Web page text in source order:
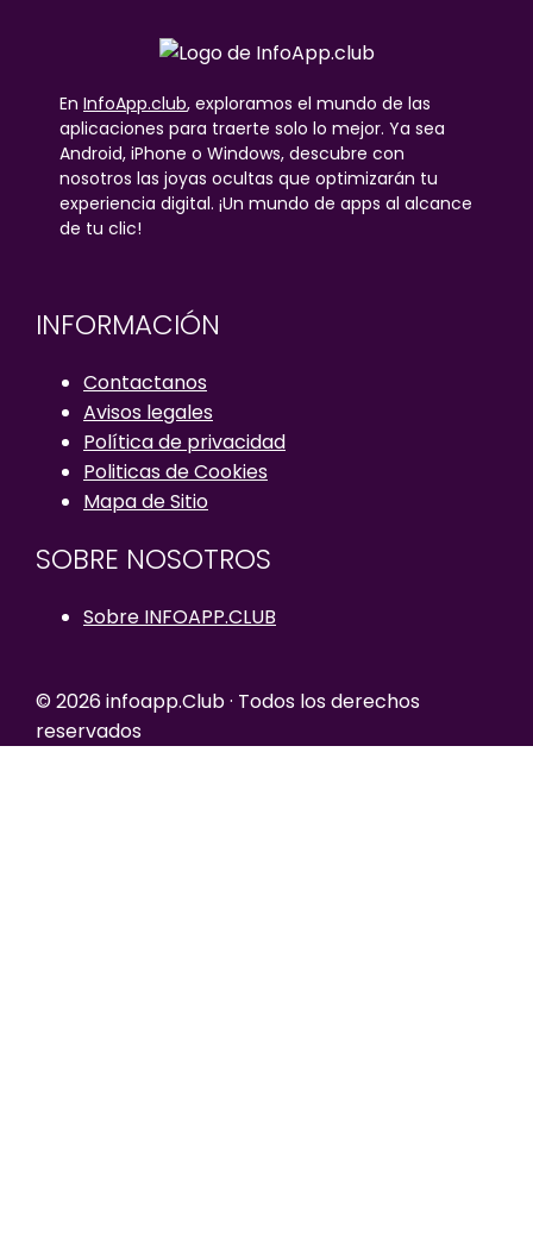
En InfoApp.club, exploramos el mundo de las
aplicaciones para traerte solo lo mejor. Ya sea
Android, iPhone o Windows, descubre con
nosotros las joyas ocultas que optimizarán tu
experiencia digital. ¡Un mundo de apps al alcance
de tu clic!
INFORMACIÓN
Contactanos
Avisos legales
Política de privacidad
Politicas de Cookies
Mapa de Sitio
SOBRE NOSOTROS
Sobre INFOAPP.CLUB
© 2026 infoapp.Club · Todos los derechos
reservados